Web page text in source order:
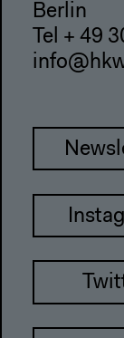
Berlin
Tel + 49